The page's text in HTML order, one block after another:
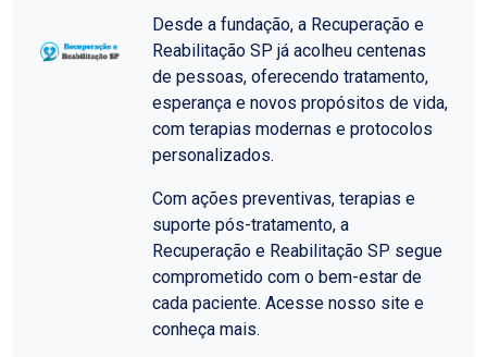
Desde a fundação, a Recuperação e
Reabilitação SP já acolheu centenas
de pessoas, oferecendo tratamento,
esperança e novos propósitos de vida,
com terapias modernas e protocolos
personalizados.
Com ações preventivas, terapias e
suporte pós-tratamento, a
Recuperação e Reabilitação SP segue
comprometido com o bem-estar de
cada paciente. Acesse nosso site e
conheça mais.